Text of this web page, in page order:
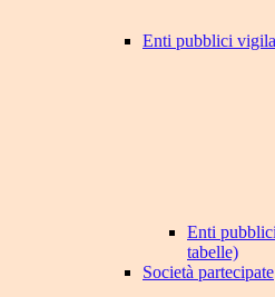
Enti pubblici
Enti
tabelle)
Società partecipate